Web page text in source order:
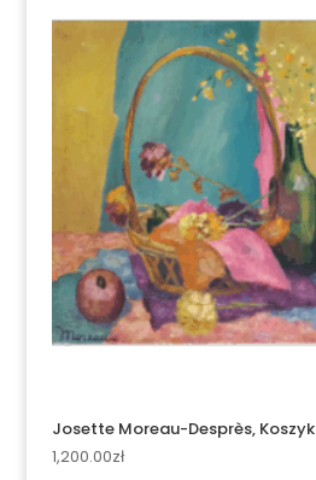
Josette Moreau-Desprès, Koszyk
1,200.00zł